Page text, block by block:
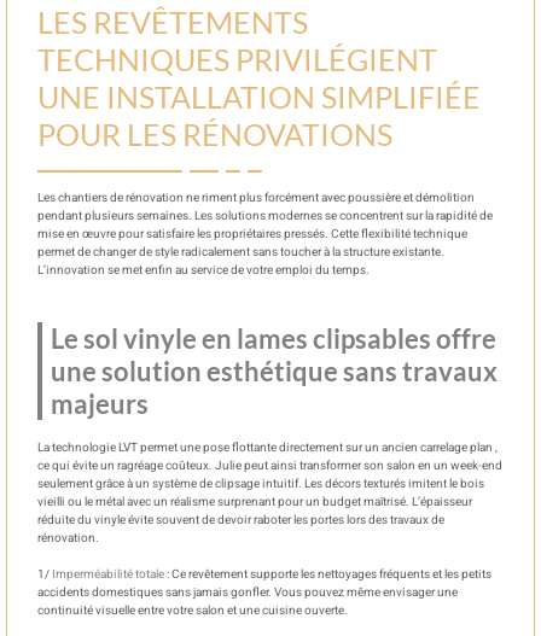
LES REVÊTEMENTS
TECHNIQUES PRIVILÉGIENT
UNE INSTALLATION SIMPLIFIÉE
POUR LES RÉNOVATIONS
Les chantiers de rénovation ne riment plus forcément avec poussière et démolition
pendant plusieurs semaines. Les solutions modernes se concentrent sur la rapidité de
mise en œuvre pour satisfaire les propriétaires pressés. Cette flexibilité technique
permet de changer de style radicalement sans toucher à la structure existante.
L’innovation se met enfin au service de votre emploi du temps.
Le sol vinyle en lames clipsables offre
une solution esthétique sans travaux
majeurs
La technologie LVT permet une pose flottante directement sur un ancien carrelage plan ,
ce qui évite un ragréage coûteux. Julie peut ainsi transformer son salon en un week-end
seulement grâce à un système de clipsage intuitif. Les décors texturés imitent le bois
vieilli ou le métal avec un réalisme surprenant pour un budget maîtrisé. L’épaisseur
réduite du vinyle évite souvent de devoir raboter les portes lors des travaux de
rénovation.
1/ Imperméabilité totale: Ce revêtement supporte les nettoyages fréquents et les petits
accidents domestiques sans jamais gonfler. Vous pouvez même envisager une
continuité visuelle entre votre salon et une cuisine ouverte.